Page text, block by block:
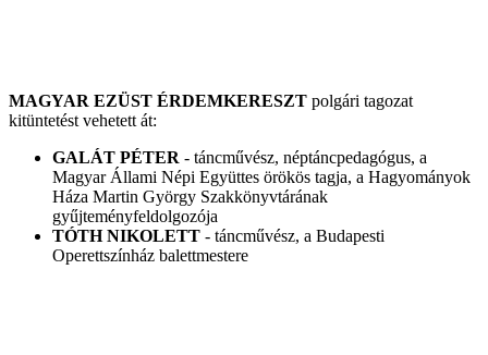
MAGYAR EZÜST ÉRDEMKERESZT polgári tagozat
kitüntetést vehetett át:
GALÁT PÉTER - táncművész, néptáncpedagógus, a
Magyar Állami Népi Együttes örökös tagja, a Hagyományok
Háza Martin György Szakkönyvtárának
gyűjteményfeldolgozója
TÓTH NIKOLETT - táncművész, a Budapesti
Operettszínház balettmestere